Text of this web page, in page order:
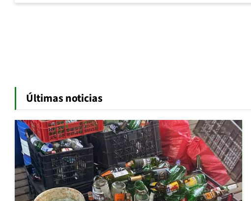
Últimas noticias